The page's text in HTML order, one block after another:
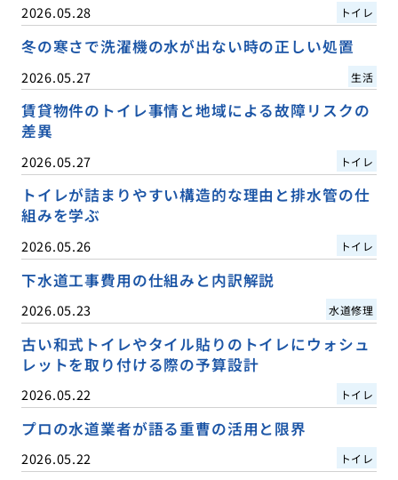
2026.05.28 トイレ
冬の寒さで洗濯機の水が出ない時の正しい処置
2026.05.27 生活
賃貸物件のトイレ事情と地域による故障リスクの
差異
2026.05.27 トイレ
トイレが詰まりやすい構造的な理由と排水管の仕
組みを学ぶ
2026.05.26 トイレ
下水道工事費用の仕組みと内訳解説
2026.05.23 水道修理
古い和式トイレやタイル貼りのトイレにウォシュ
レットを取り付ける際の予算設計
2026.05.22 トイレ
プロの水道業者が語る重曹の活用と限界
2026.05.22 トイレ